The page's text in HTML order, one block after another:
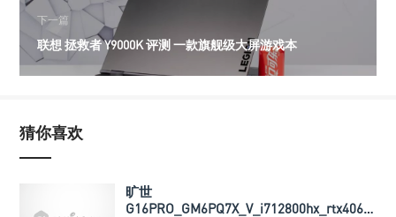
下一篇
联想 拯救者 Y9000K 评测 一款旗舰级大屏游戏本
猜你喜欢
旷世
G16PRO_GM6PQ7X_V_i712800hx_rtx4060_